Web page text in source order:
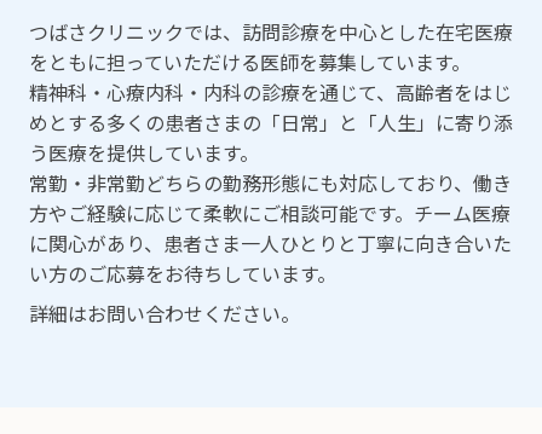
つばさクリニックでは、訪問診療を中心とした在宅医療
をともに担っていただける医師を募集しています。
精神科・心療内科・内科の診療を通じて、高齢者をはじ
めとする多くの患者さまの「日常」と「人生」に寄り添
う医療を提供しています。
常勤・非常勤どちらの勤務形態にも対応しており、働き
方やご経験に応じて柔軟にご相談可能です。チーム医療
に関心があり、患者さま一人ひとりと丁寧に向き合いた
い方のご応募をお待ちしています。
詳細はお問い合わせください。